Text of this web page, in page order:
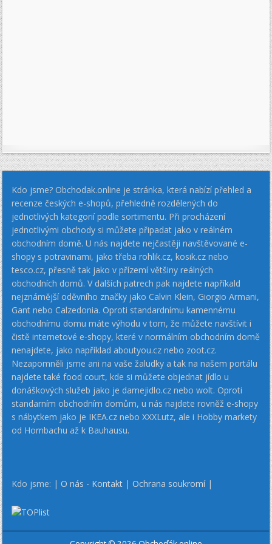
Kdo jsme? Obchodak.online je stránka, která nabízí přehled a
recenze českých e-shopů, přehledně rozdělených do
jednotlivých kategorií podle sortimentu. Při procházení
jednotlivými obchody si můžete připadat jako v reálném
obchodním domě. U nás najdete nejčastěji navštěvované e-
shopy s potravinami, jako třeba rohlik.cz, kosik.cz nebo
tesco.cz, přesně tak jako v přízemí většiny reálných
obchodních domů. V dalších patrech pak najdete napříkald
nejznámější oděvního značky jako Calvin Klein, Giorgio Armani,
Gant nebo Calzedonia. Oproti standardnímu kamennému
obchodnímu domu máte výhodu v tom, že můžete navštívit i
čistě internetové e-shopy, které v normálním obchodním domě
nenajdete, jako například aboutyou.cz nebo zoot.cz.
Nezapomněli jsme ani na vaše žaludky a tak na našem portálu
najdete také food court, kde si můžete objednat jídlo u
donáškových služeb jako je damejidlo.cz nebo wolt. Oproti
standarním obchodním domům, u nás najdete rovněž e-shopy
s nábytkem jako je IKEA.cz nebo XXXLutz, ale i Hobby markety
od Hornbachu až k Bauhausu.
Kdo jsme: |O nás - Kontakt |Ochrana soukromí|